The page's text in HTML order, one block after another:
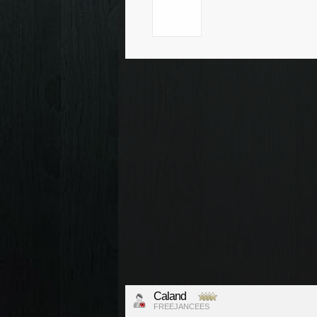
Caland
FREEJANCEES